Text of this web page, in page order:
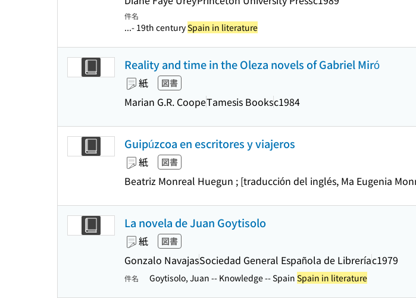
件名
...- 19th centurySpain in literature
Reality and time in the Oleza novels of Gabriel Miró
紙 図書
Marian G.R. CoopeTamesis Booksc1984
Guipúzcoa en escritores y viajeros
紙 図書
Beatriz Monreal Huegun ; [traducción del inglés, Ma Eugenia
La novela de Juan Goytisolo
紙 図書
Gonzalo NavajasSociedad General Española de Libreríac1979
件名 Goytisolo, Juan -- Knowledge -- Spain Spain in literature